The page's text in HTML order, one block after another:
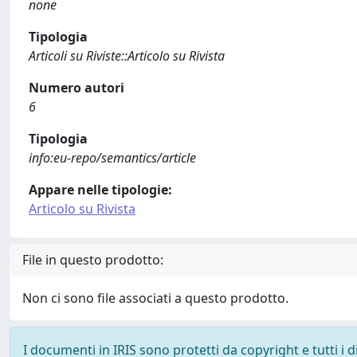
none
Tipologia
Articoli su Riviste::Articolo su Rivista
Numero autori
6
Tipologia
info:eu-repo/semantics/article
Appare nelle tipologie:
Articolo su Rivista
File in questo prodotto:
Non ci sono file associati a questo prodotto.
I documenti in IRIS sono protetti da copyright e tutti i